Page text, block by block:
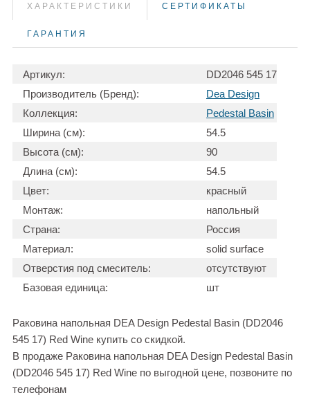
ХАРАКТЕРИСТИКИ СЕРТИФИКАТЫ
ГАРАНТИЯ
Артикул:
DD2046 545 17
Производитель (Бренд):
Dea Design
Коллекция:
Pedestal Basin
Ширина (см):
54.5
Высота (см):
90
Длина (см):
54.5
Цвет:
красный
Монтаж:
напольный
Страна:
Россия
Материал:
solid surface
Отверстия под смеситель:
отсутствуют
Базовая единица:
шт
Раковина напольная DEA Design Pedestal Basin (DD2046
545 17) Red Wine купить со скидкой.
В продаже Раковина напольная DEA Design Pedestal Basin
(DD2046 545 17) Red Wine по выгодной цене, позвоните по
телефонам